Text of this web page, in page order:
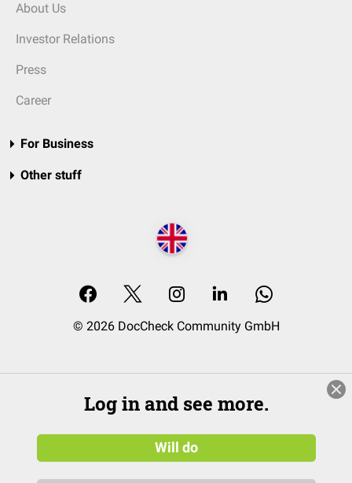
About Us
Investor Relations
Press
Career
For Business
Other stuff
© 2026 DocCheck Community GmbH
Log in and see more.
Will do